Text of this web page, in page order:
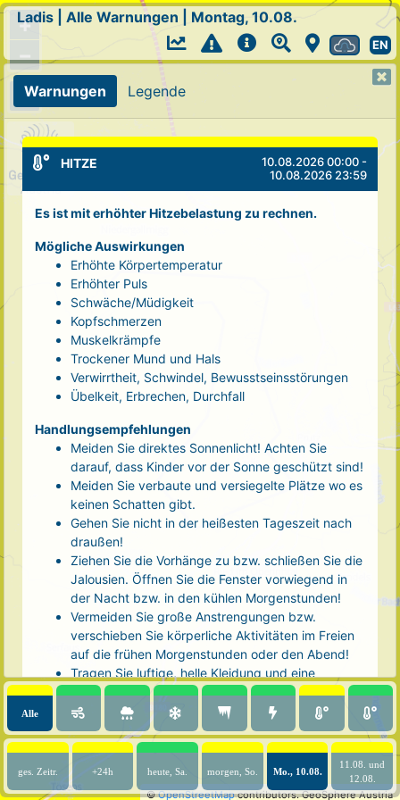
+
−
©OpenStreetMapcontributors. GeoSphere Austria
Ladis Alle Warnungen Montag, 10.08.
EN
Warnungen Legende
HITZE
10.08.2026 00:00 -
10.08.2026 23:59
Es ist mit erhöhter Hitzebelastung zu rechnen.
Mögliche Auswirkungen
Erhöhte Körpertemperatur
Erhöhter Puls
Schwäche/Müdigkeit
Kopfschmerzen
Muskelkrämpfe
Trockener Mund und Hals
Verwirrtheit, Schwindel, Bewusstseinsstörungen
Übelkeit, Erbrechen, Durchfall
Handlungsempfehlungen
Meiden Sie direktes Sonnenlicht! Achten Sie
darauf, dass Kinder vor der Sonne geschützt sind!
Meiden Sie verbaute und versiegelte Plätze wo es
keinen Schatten gibt.
Gehen Sie nicht in der heißesten Tageszeit nach
draußen!
Ziehen Sie die Vorhänge zu bzw. schließen Sie die
Jalousien. Öffnen Sie die Fenster vorwiegend in
der Nacht bzw. in den kühlen Morgenstunden!
Vermeiden Sie große Anstrengungen bzw.
verschieben Sie körperliche Aktivitäten im Freien
auf die frühen Morgenstunden oder den Abend!
Tragen Sie luftige, helle Kleidung und eine
Kopfbedeckung!
Nehmen Sie eine kühle Dusche! Auch kalte Arm-
und Fußbäder wirken entlastend.
Trinken Sie ausreichend und regelmäßig
(mindestens 2 - 3 Liter pro Tag)! Optimal sind
Wasser, ungesüßter Tee oder mit Wasser
Alle
ges. Zeitr. +24h heute, Sa. morgen, So. Mo., 10.08.
11.08. und
12.08.